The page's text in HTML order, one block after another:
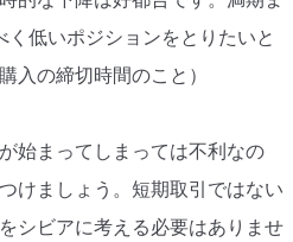
低いポジションをとりたいと
入の締切時間のこと）
始まってしまっては不利なの
けましょう。短期取引ではない
シビアに考える必要はありませ